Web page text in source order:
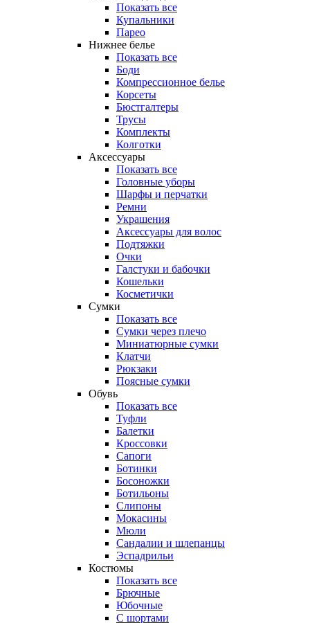
Показать все
Купальники
Парео
Нижнее белье
Показать все
Боди
Компрессионное белье
Корсеты
Бюстгалтеры
Трусы
Комплекты
Колготки
Аксессуары
Показать все
Головные уборы
Шарфы и перчатки
Ремни
Украшения
Аксессуары для волос
Подтяжки
Очки
Галстуки и бабочки
Кошельки
Косметички
Сумки
Показать все
Сумки через плечо
Миниатюрные cумки
Клатчи
Рюкзаки
Поясные сумки
Обувь
Показать все
Туфли
Балетки
Кроссовки
Сапоги
Ботинки
Босоножки
Ботильоны
Слипоны
Мокасины
Мюли
Сандалии и шлепанцы
Эспадрильи
Костюмы
Показать все
Брючные
Юбочные
С шортами